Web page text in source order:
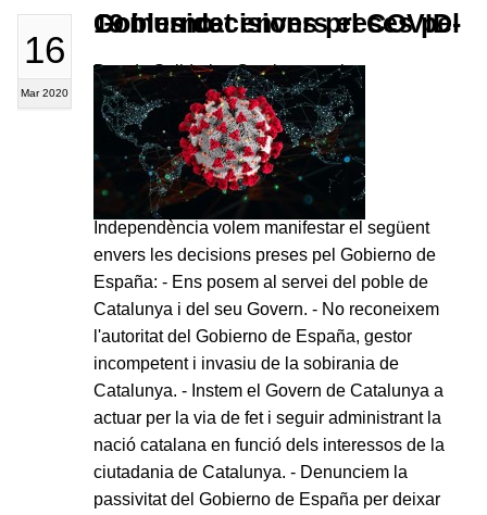
16
Mar 2020
Comunicat envers el COVID-19 i les decisions preses pel Gobierno
Des de Solidaritat Catalana per la
Independència volem manifestar el següent
envers les decisions preses pel Gobierno de
España: - Ens posem al servei del poble de
Catalunya i del seu Govern. - No reconeixem
l'autoritat del Gobierno de España, gestor
incompetent i invasiu de la sobirania de
Catalunya. - Instem el Govern de Catalunya a
actuar per la via de fet i seguir administrant la
nació catalana en funció dels interessos de la
ciutadania de Catalunya. - Denunciem la
passivitat del Gobierno de España per deixar